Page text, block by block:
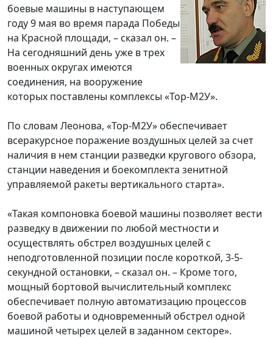
боевые машины в наступающем
году 9 мая во время парада Победы
на Красной площади, – сказал он. –
На сегодняшний день уже в трех
военных округах имеются
соединения, на вооружение
которых поставлены комплексы «Тор-М2У».
По словам Леонова, «Тор-М2У» обеспечивает
всеракурсное поражение воздушных целей за счет
наличия в нем станции разведки кругового обзора,
станции наведения и боекомплекта зенитной
управляемой ракеты вертикального старта».
«Такая компоновка боевой машины позволяет вести
разведку в движении по любой местности и
осуществлять обстрел воздушных целей с
неподготовленной позиции после короткой, 3-5-
секундной остановки, – сказал он. – Кроме того,
мощный бортовой вычислительный комплекс
обеспечивает полную автоматизацию процессов
боевой работы и одновременный обстрел одной
машиной четырех целей в заданном секторе».